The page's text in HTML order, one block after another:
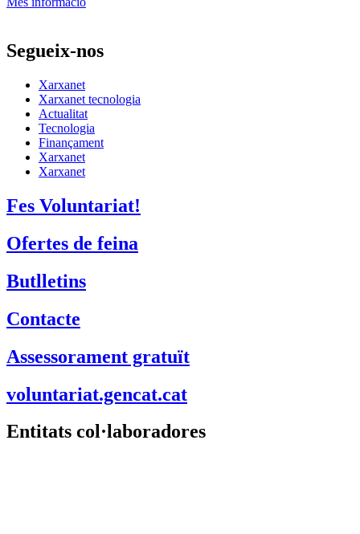
Segueix-nos
Xarxanet
Xarxanet tecnologia
Actualitat
Tecnologia
Finançament
Xarxanet
Xarxanet
Fes Voluntariat!
Ofertes de feina
Butlletins
Contacte
Assessorament gratuït
voluntariat.gencat.cat
Entitats col·laboradores